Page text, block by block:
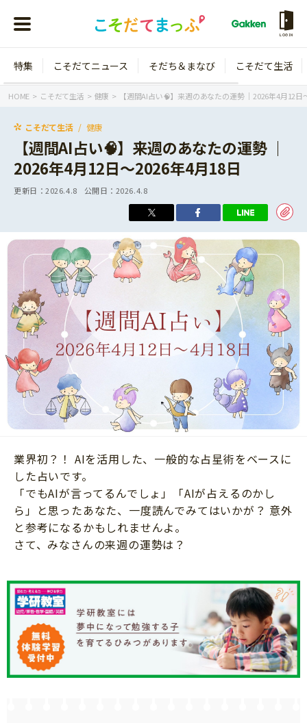
LOGIN
年齢から探す
1歳
年中
年長
小学1年生
小学2年生
小学3年生
小学5年生
小学6年生
こそだてニュース
イベント
ニュース
そだち＆まなび
ワーク・ドリル
幼稚園・保育園
小学校
科学・プログラミング
教育・学習
自由研究・工作
読書感想文
本・読書
運動・あそび・ゲーム
習い事
知育
こそだて生活
住まい
ファッション・美容
行事・イベント
親子でいっしょに
人間関係
おでかけ
家族
マネー
健康
こそだてマンガ
特集 こそだてニュース そだち＆まなび こそだて生活
HOME こそだて生活 健康 【週間AI占い🧠】来週のあなたの運勢 ｜2026年4月12日
こそだて生活 健康
【週間AI占い🧠】来週のあなたの運勢 ｜
2026年4月12日〜2026年4月18日
更新日：2026.4.8 公開日： 2026.4.8
業界初？！ AIを活用した、一般的な占星術をベースに
した占いです。
「でもAIが言ってるんでしょ」「AIが占えるのかし
ら」と思ったあなた、一度読んでみてはいかが？ 意外
と参考になるかもしれませんよ。
さて、みなさんの来週の運勢は？